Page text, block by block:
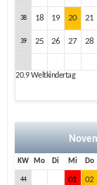
38 18 19 20 21
39 25 26 27 28
20.9Weltkindertag
KW Mo Di Mi Do
44 01 02